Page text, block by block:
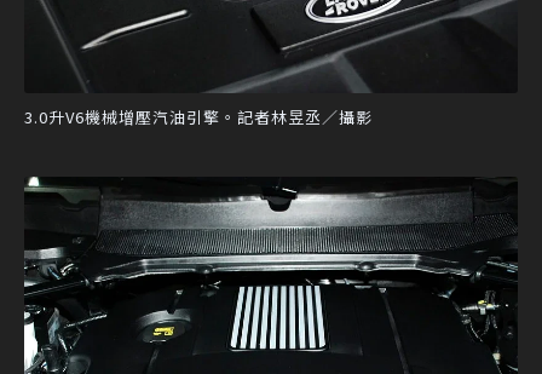
3.0升V6機械增壓汽油引擎。記者林昱丞／攝影